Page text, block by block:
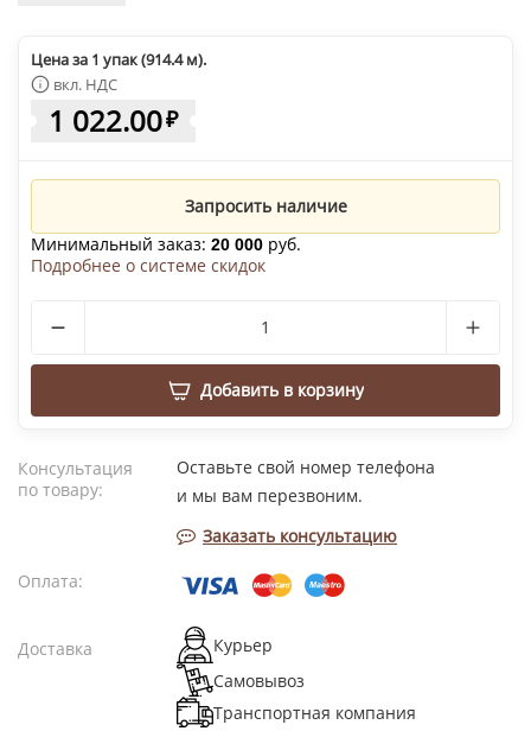
Цена за 1 упак (914.4 м).
вкл. НДС
1 022.00₽
Запросить наличие
Минимальный заказ: 20 000 руб.
Подробнее о системе скидок
Добавить в корзину
Консультация
по товару:
Оставьте свой номер телефона
и мы вам перезвоним.
Заказать консультацию
Оплата:
Доставка
Курьер
Самовывоз
Транспортная компания